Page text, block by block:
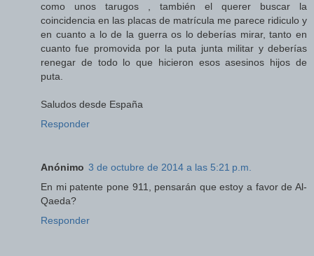
como unos tarugos , también el querer buscar la
coincidencia en las placas de matrícula me parece ridiculo y
en cuanto a lo de la guerra os lo deberías mirar, tanto en
cuanto fue promovida por la puta junta militar y deberías
renegar de todo lo que hicieron esos asesinos hijos de
puta.
Saludos desde España
Responder
Anónimo 3 de octubre de 2014 a las 5:21 p.m.
En mi patente pone 911, pensarán que estoy a favor de Al-
Qaeda?
Responder